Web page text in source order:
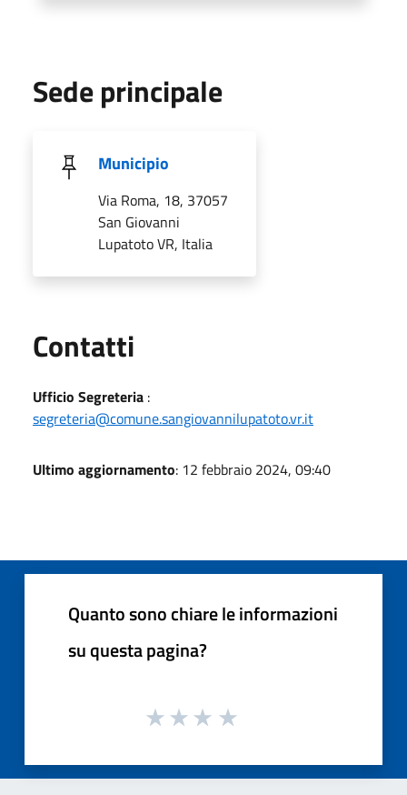
Sede principale
Municipio
Via Roma, 18, 37057
San Giovanni
Lupatoto VR, Italia
Contatti
Ufficio Segreteria :
segreteria@comune.sangiovannilupatoto.vr.it
Ultimo aggiornamento: 12 febbraio 2024, 09:40
Quanto sono chiare le informazioni
su questa pagina?